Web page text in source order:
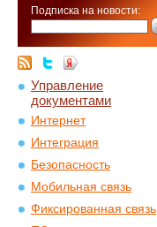
Подписка на новости:
Управление
документами
Интернет
Интеграция
Безопасность
Мобильная связь
Фиксированная связь